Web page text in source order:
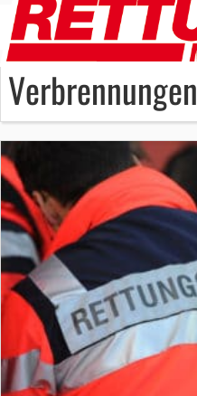
Verbrennungen